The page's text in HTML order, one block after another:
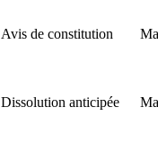
Avis de constitution
Dissolution anticipée